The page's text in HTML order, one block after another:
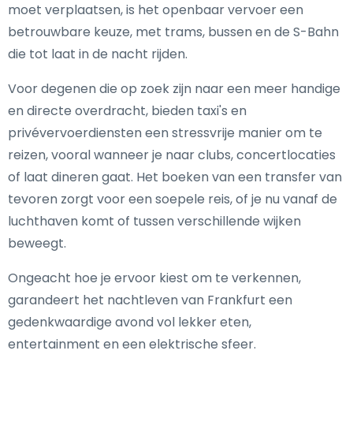
moet verplaatsen, is het openbaar vervoer een
betrouwbare keuze, met trams, bussen en de S-Bahn
die tot laat in de nacht rijden.
Voor degenen die op zoek zijn naar een meer handige
en directe overdracht, bieden taxi's en
privévervoerdiensten een stressvrije manier om te
reizen, vooral wanneer je naar clubs, concertlocaties
of laat dineren gaat. Het boeken van een transfer van
tevoren zorgt voor een soepele reis, of je nu vanaf de
luchthaven komt of tussen verschillende wijken
beweegt.
Ongeacht hoe je ervoor kiest om te verkennen,
garandeert het nachtleven van Frankfurt een
gedenkwaardige avond vol lekker eten,
entertainment en een elektrische sfeer.